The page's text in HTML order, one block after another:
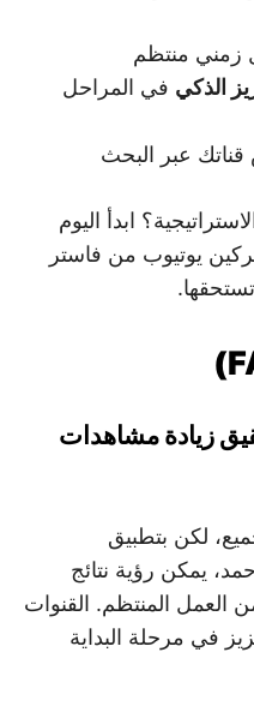
زمني منتظم
الذكي في المراحل
قناتك عبر البحث
ابدأ اليوم
يوتيوب من فاستر
زيادة مشاهدات
لكن بتطبيق
يمكن رؤية نتائج
العمل المنتظم. القنوات
في مرحلة البداية